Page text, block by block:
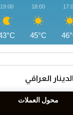
18:00
45°C
19:00
العراقي